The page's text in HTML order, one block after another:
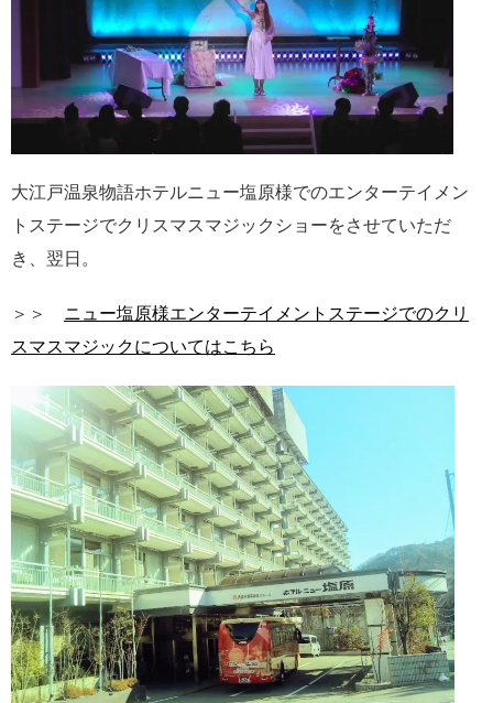
大江戸温泉物語ホテルニュー塩原様でのエンターテイメン
トステージでクリスマスマジックショーをさせていただ
き、翌日。
＞＞ ニュー塩原様エンターテイメントステージでのクリ
スマスマジックについてはこちら